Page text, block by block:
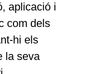
aplicació i
com dels
hi els
la seva